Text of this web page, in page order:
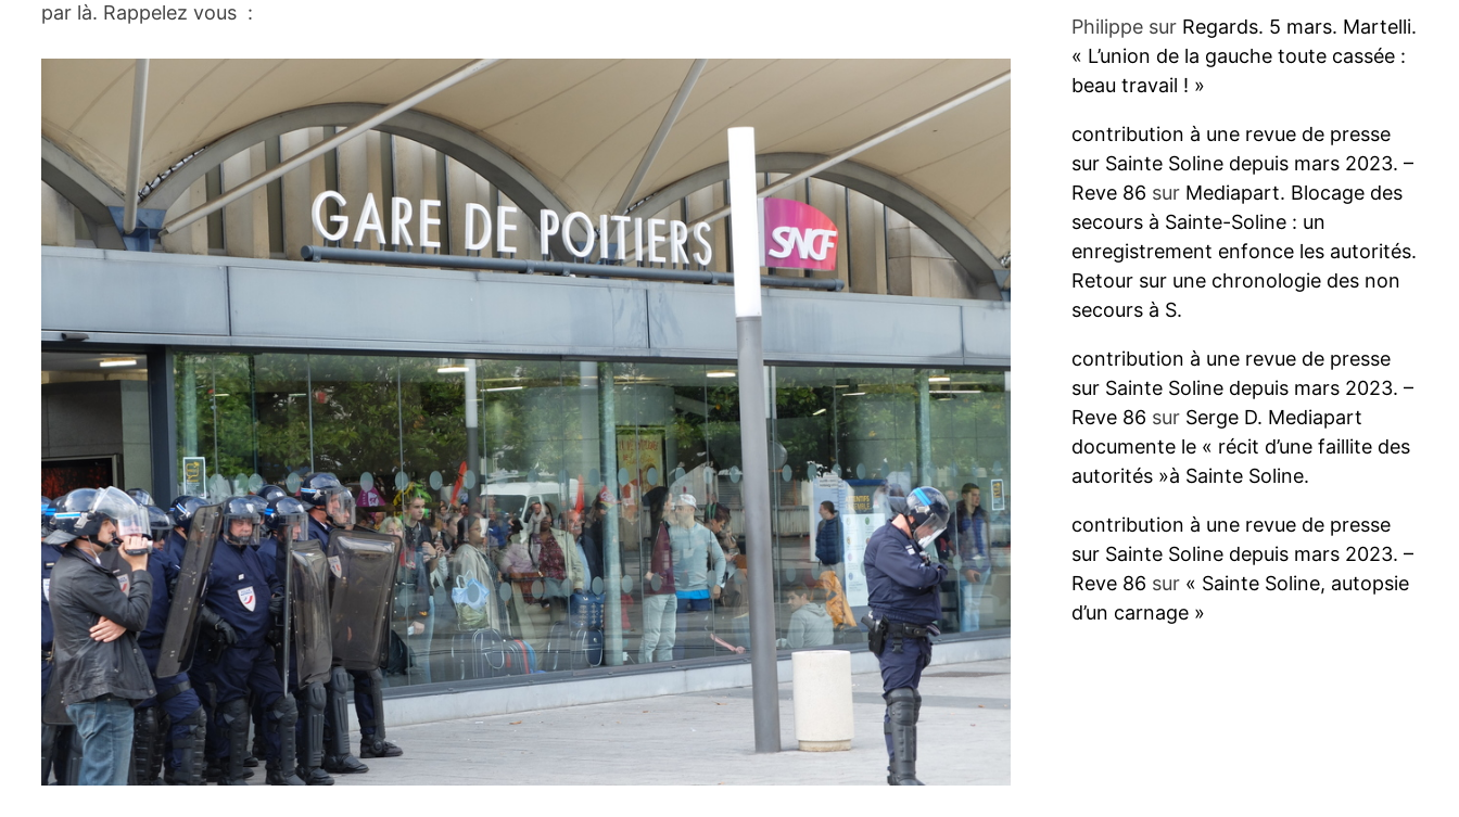
par là. Rappelez vous :
Philippesur Regards. 5 mars. Martelli.
« L’union de la gauche toute cassée :
beau travail ! »
contribution à une revue de presse
sur Sainte Soline depuis mars 2023. –
Reve 86 sur Mediapart. Blocage des
secours à Sainte-Soline : un
enregistrement enfonce les autorités.
Retour sur une chronologie des non
secours à S.
contribution à une revue de presse
sur Sainte Soline depuis mars 2023. –
Reve 86 sur Serge D. Mediapart
documente le « récit d’une faillite des
autorités »à Sainte Soline.
contribution à une revue de presse
sur Sainte Soline depuis mars 2023. –
Reve 86 sur « Sainte Soline, autopsie
d’un carnage »